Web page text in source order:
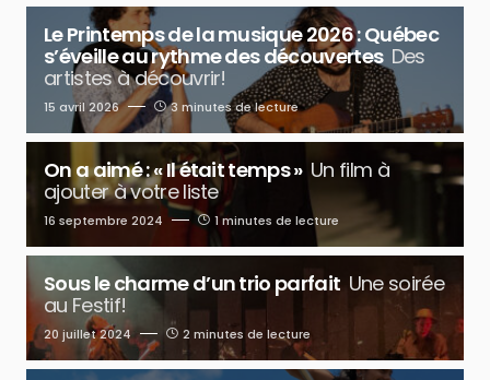
Le Printemps de la musique 2026 : Québec
s’éveille au rythme des découvertes Des
artistes à découvrir!
15 avril 2026 3 minutes de lecture
On a aimé : « Il était temps » Un film à
ajouter à votre liste
16 septembre 2024 1 minutes de lecture
Sous le charme d’un trio parfait Une soirée
au Festif!
20 juillet 2024 2 minutes de lecture